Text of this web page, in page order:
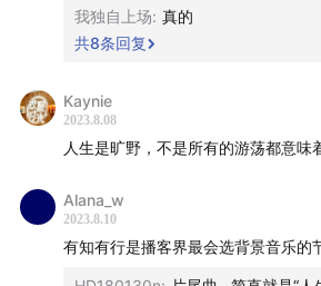
制作 今天三岁的有知有行
无人知晓是一档由孟岩主理的投资向
会邀请一位好友来做客。至于更新频
主题，就如同这个名字一样，无人知晓
孟岩还打造了一款帮助普通人投资的
希望能够帮助到你。
我独自上场: 真的
共8条回复
Kaynie
2023.8.08
人生是旷野，不是所有的游荡都意味
Alana_w
2023.8.10
有知有行是播客界最会选背景音乐的